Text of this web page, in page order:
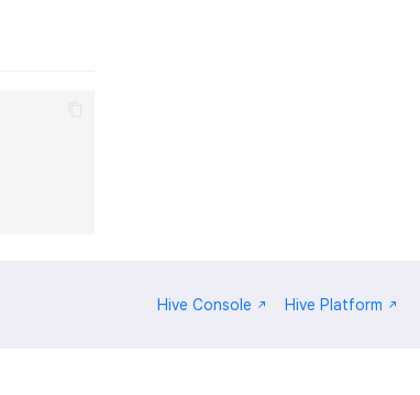
Hive Console Hive Platform